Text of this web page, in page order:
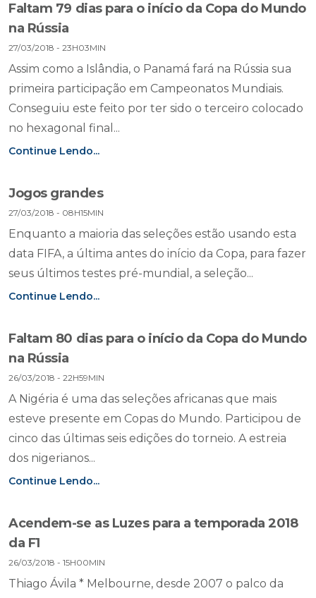
Faltam 79 dias para o início da Copa do Mundo
na Rússia
27/03/2018 - 23H03MIN
Assim como a Islândia, o Panamá fará na Rússia sua
primeira participação em Campeonatos Mundiais.
Conseguiu este feito por ter sido o terceiro colocado
no hexagonal final...
Continue Lendo...
Jogos grandes
27/03/2018 - 08H15MIN
Enquanto a maioria das seleções estão usando esta
data FIFA, a última antes do início da Copa, para fazer
seus últimos testes pré-mundial, a seleção...
Continue Lendo...
Faltam 80 dias para o início da Copa do Mundo
na Rússia
26/03/2018 - 22H59MIN
A Nigéria é uma das seleções africanas que mais
esteve presente em Copas do Mundo. Participou de
cinco das últimas seis edições do torneio. A estreia
dos nigerianos...
Continue Lendo...
Acendem-se as Luzes para a temporada 2018
da F1
26/03/2018 - 15H00MIN
Thiago Ávila * Melbourne, desde 2007 o palco da